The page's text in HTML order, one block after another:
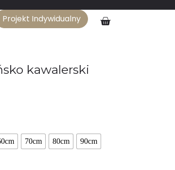
Projekt Indywidualny
kawalerski
70cm 80cm 90cm